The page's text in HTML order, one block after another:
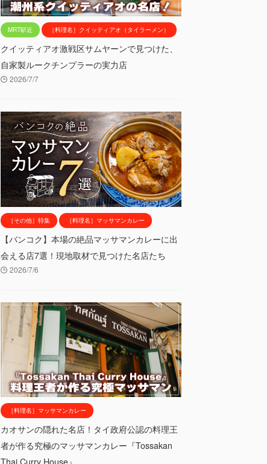
MRT駅近 ［料理名］クイッティアオ（タイラーメン）
クイッティアオ激戦区サムヤーンで見つけた、
自家製ルークチンプラーの実力店
2026/7/7
［その他］特集 ［料理名］マッサマンカレー
【バンコク】本場の絶品マッサマンカレーに出
会える店7選！現地取材で見つけた名店たち
2026/7/6
［料理名］マッサマンカレー
カオサンの隠れた名店！タイ政府公認の料理王
者が作る究極のマッサマンカレー『Tossakan
Thai Curry House』